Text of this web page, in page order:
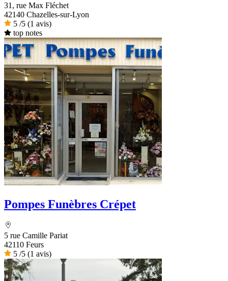
31, rue Max Fléchet
42140 Chazelles-sur-Lyon
5 /5 (1 avis)
top notes
Pompes Funèbres Crépet
5 rue Camille Pariat
42110 Feurs
5 /5 (1 avis)